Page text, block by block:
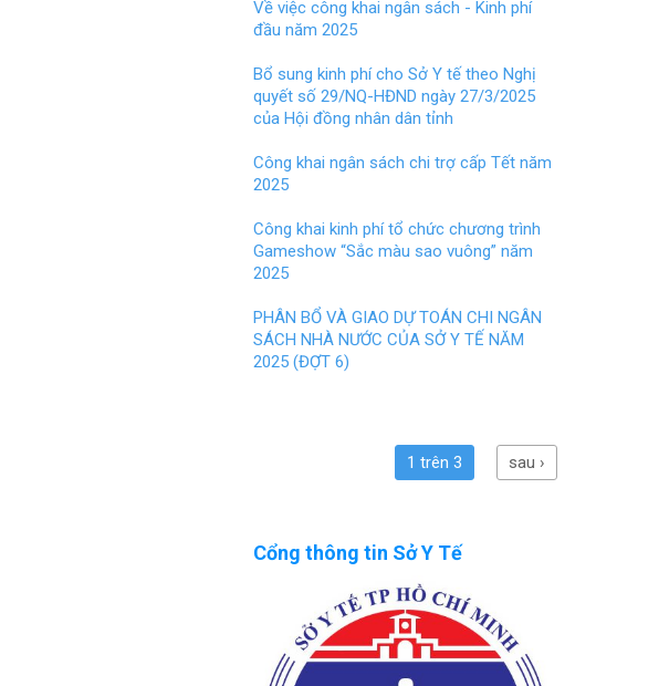
o
o
k
t
Về việc công khai ngân sách - Kinh phí
đầu năm 2025
Bổ sung kinh phí cho Sở Y tế theo Nghị
quyết số 29/NQ-HĐND ngày 27/3/2025
của Hội đồng nhân dân tỉnh
Công khai ngân sách chi trợ cấp Tết năm
2025
Công khai kinh phí tổ chức chương trình
Gameshow “Sắc màu sao vuông” năm
2025
PHÂN BỔ VÀ GIAO DỰ TOÁN CHI NGÂN
SÁCH NHÀ NƯỚC CỦA SỞ Y TẾ NĂM
2025 (ĐỢT 6)
1 trên 3 sau ›
Cổng thông tin Sở Y Tế